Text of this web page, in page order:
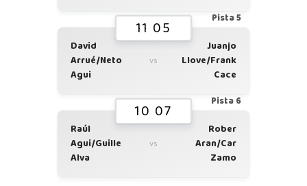
Pista 5
11 05
David
Arrué/Neto
Agui
vs
Juanjo
Llove/Frank
Cace
Pista 6
10 07
Raúl
Agui/Guille
Alva
vs
Rober
Aran/Car
Zamo